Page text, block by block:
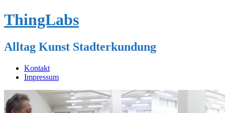
ThingLabs
Alltag Kunst Stadterkundung
Kontakt
Impressum